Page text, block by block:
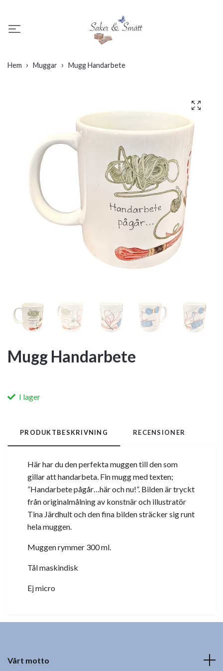
Hem Muggar Mugg Handarbete
Mugg Handarbete
I lager
PRODUKTBESKRIVNING RECENSIONER
Här har du den perfekta muggen till den som
gillar att handarbeta. Fin mugg med texten;
”Handarbete pågår…här och nu!”. Bilden är tryckt
från originalmålning av konstnär och illustratör
Tina Järdhult och den fina bilden sträcker sig runt
hela muggen.
Muggen rymmer 300 ml.
Tål maskindisk
Ej micro
Vårt motto